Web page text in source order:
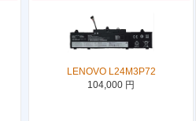
LENOVO L24M3P72
104,000 円